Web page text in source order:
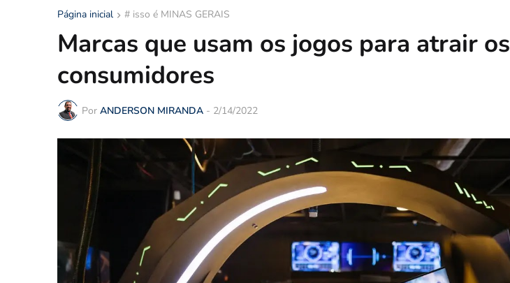
Página inicial # isso é MINAS GERAIS
Marcas que usam os jogos para atrair os
consumidores
Por ANDERSON MIRANDA - 2/14/2022